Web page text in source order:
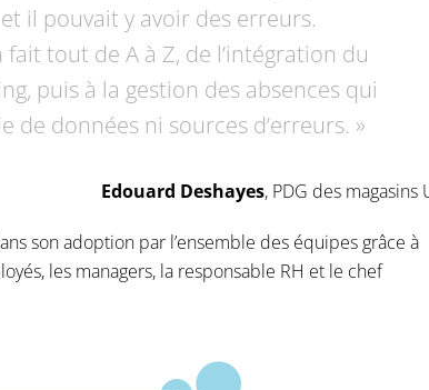
il pouvait y avoir des erreurs.
tout de A à Z, de l’intégration du
puis à la gestion des absences qui
de données ni sources d’erreurs. »
Edouard Deshayes, PDG des magasins
son adoption par l’ensemble des équipes grâce à
les managers, la responsable RH et le chef